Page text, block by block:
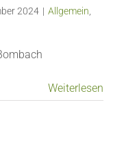
2024 | Allgemein,
Weiterlesen